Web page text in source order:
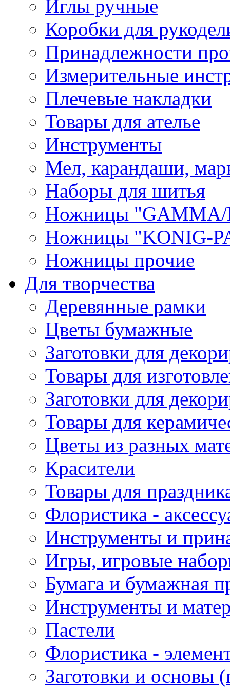
Иглы ручные
Коробки для
Принадлежности
Измерительные
Плечевые накладки
Товары для ателье
Инструменты
Мел, карандаши,
Наборы для шитья
Ножницы "GAMMA/
Ножницы "KONIG-
Ножницы прочие
Для творчества
Деревянные рамки
Цветы бумажные
Заготовки для
Товары для
Заготовки для
Товары для
Цветы из разных
Красители
Товары для
Флористика -
Инструменты и
Игры, игровые
Бумага и бумажная
Инструменты и
Пастели
Флористика -
Заготовки и основы